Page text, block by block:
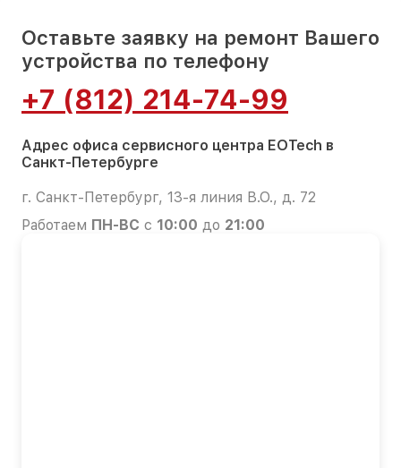
Оставьте заявку на ремонт Вашего
устройства по телефону
+7 (812) 214-74-99
Адрес офиса сервисного центра EOTech в
Санкт-Петербурге
г. Санкт-Петербург, 13-я линия В.О., д. 72
Работаем ПН-ВС с 10:00 до 21:00